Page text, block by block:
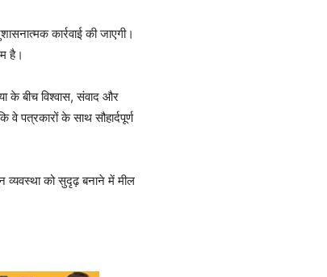
कार्रवाई की जाएगी।
है।
के बीच विश्वास, संवाद और
वे पत्रकारों के साथ सौहार्दपूर्ण
को सुदृढ़ बनाने में मील